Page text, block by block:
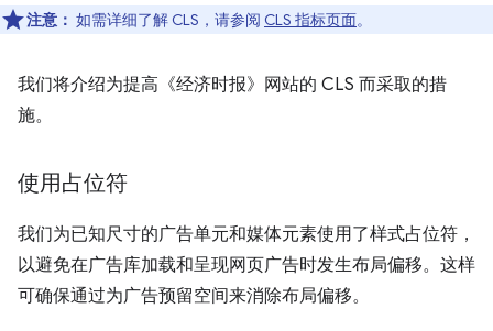
注意： 如需详细了解 CLS，请参阅 CLS 指标页面。
我们将介绍为提高《经济时报》网站的 CLS 而采取的措
施。
使用占位符
我们为已知尺寸的广告单元和媒体元素使用了样式占位符，
以避免在广告库加载和呈现网页广告时发生布局偏移。这样
可确保通过为广告预留空间来消除布局偏移。